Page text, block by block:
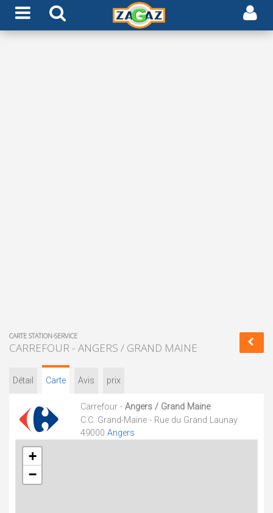
CARTE STATION-SERVICE
CARREFOUR - ANGERS / GRAND MAINE
Détail Carte Avis prix
Carrefour - Angers / Grand Maine
C.C. Grand-Maine - Rue du Grand Launay
49000 Angers
+
−